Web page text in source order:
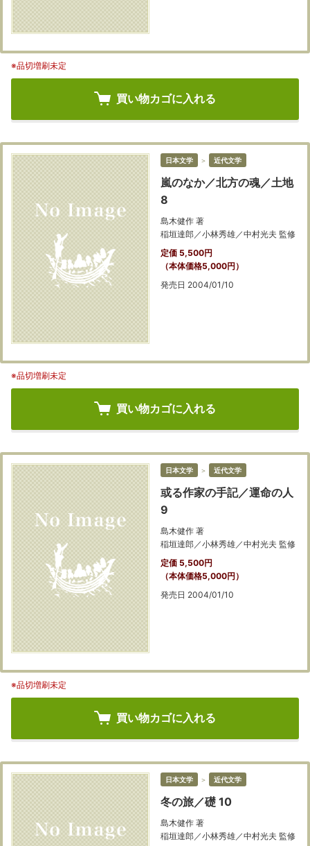
※品切増刷未定
買い物カゴに入れる
日本文学 ＞ 近代文学
嵐のなか／北方の魂／土地
8
島木健作 著
稲垣達郎／小林秀雄／中村光夫 監修
定価 5,500円
（本体価格5,000円）
発売日 2004/01/10
※品切増刷未定
買い物カゴに入れる
日本文学 ＞ 近代文学
或る作家の手記／運命の人
9
島木健作 著
稲垣達郎／小林秀雄／中村光夫 監修
定価 5,500円
（本体価格5,000円）
発売日 2004/01/10
※品切増刷未定
買い物カゴに入れる
日本文学 ＞ 近代文学
冬の旅／礎 10
島木健作 著
稲垣達郎／小林秀雄／中村光夫 監修